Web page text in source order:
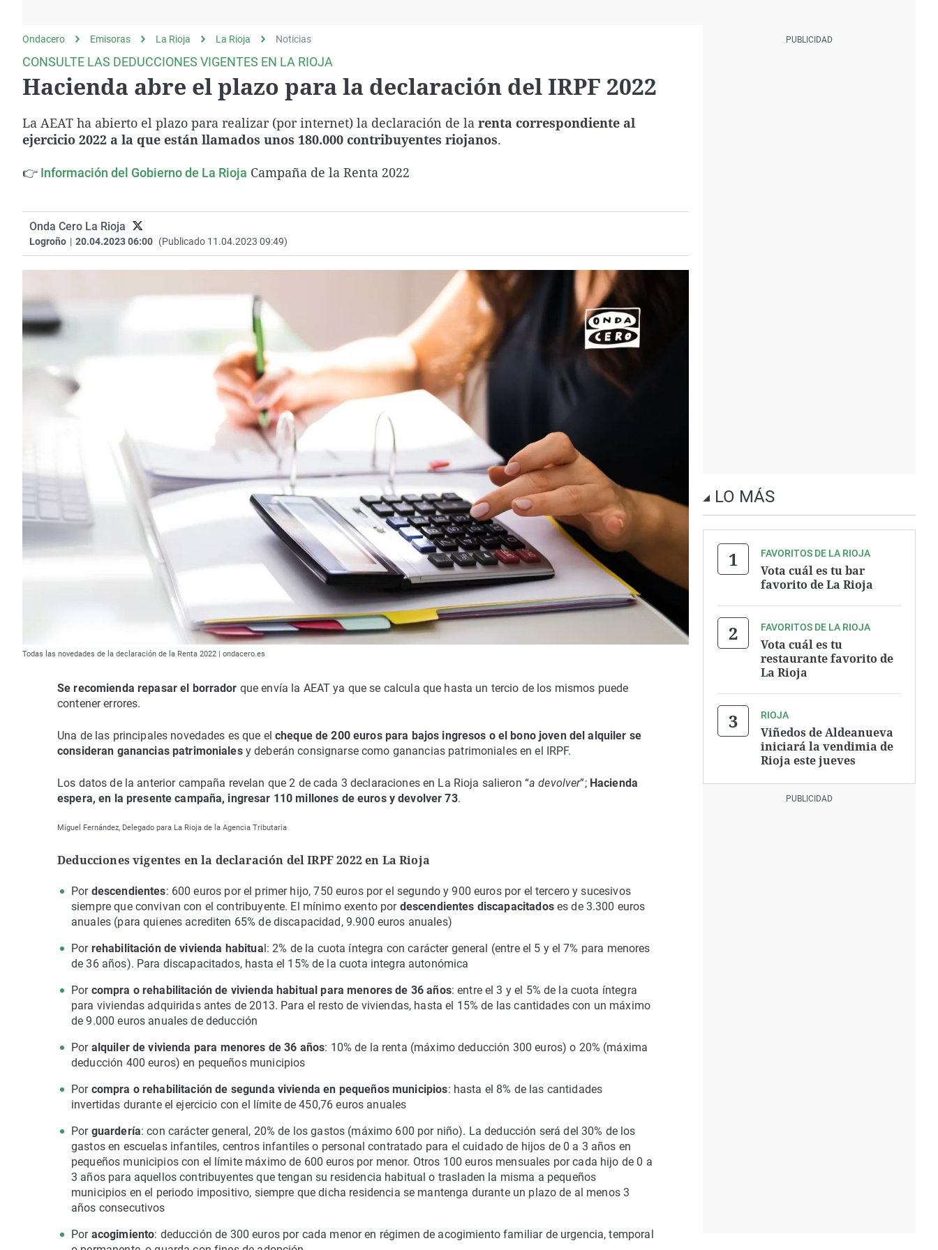
gato
Operación Viuda
Negra
País Vasco
Ondacero Emisoras La Rioja La Rioja Noticias
CONSULTE LAS DEDUCCIONES VIGENTES EN LA RIOJA
Hacienda abre el plazo para la declaración del IRPF 2022
La AEAT ha abierto el plazo para realizar (por internet) la declaración de la renta correspondiente al
ejercicio 2022 a la que están llamados unos 180.000 contribuyentes riojanos.
👉 Información del Gobierno de La Rioja Campaña de la Renta 2022
Onda Cero La Rioja
Logroño | 20.04.2023 06:00 (Publicado 11.04.2023 09:49)
Todas las novedades de la declaración de la Renta 2022 | ondacero.es
Se recomienda repasar el borrador que envía la AEAT ya que se calcula que hasta un tercio de los mismos puede
contener errores.
Una de las principales novedades es que elcheque de 200 euros para bajos ingresos o el bono joven del alquiler se
consideran ganancias patrimonialesy deberán consignarse como ganancias patrimoniales en el IRPF.
Los datos de la anterior campaña revelan que 2 de cada 3 declaraciones en La Rioja salieron “a devolver”; Hacienda
espera, en la presente campaña, ingresar 110 millones de euros y devolver 73.
Miguel Fernández, Delegado para La Rioja de la Agencia Tributaria
Deducciones vigentes en la declaración del IRPF 2022 en La Rioja
Por descendientes: 600 euros por el primer hijo, 750 euros por el segundo y 900 euros por el tercero y sucesivos
siempre que convivan con el contribuyente. El mínimo exento por descendientes discapacitadoses de 3.300 euros
anuales (para quienes acrediten 65% de discapacidad, 9.900 euros anuales)
Porrehabilitación de vivienda habitua l: 2% de la cuota íntegra con carácter general (entre el 5 y el 7% para menores
de 36 años). Para discapacitados, hasta el 15% de la cuota integra autonómica
Por compra o rehabilitación de vivienda habitual para menores de 36 años: entre el 3 y el 5% de la cuota íntegra
para viviendas adquiridas antes de 2013. Para el resto de viviendas, hasta el 15% de las cantidades con un máximo
de 9.000 euros anuales de deducción
Por alquiler de vivienda para menores de 36 años: 10% de la renta (máximo deducción 300 euros) o 20% (máxima
deducción 400 euros) en pequeños municipios
Por compra o rehabilitación de segunda vivienda en pequeños municipios: hasta el 8% de las cantidades
invertidas durante el ejercicio con el límite de 450,76 euros anuales
Por guardería: con carácter general, 20% de los gastos (máximo 600 por niño). La deducción será del 30% de los
gastos en escuelas infantiles, centros infantiles o personal contratado para el cuidado de hijos de 0 a 3 años en
pequeños municipios con el límite máximo de 600 euros por menor. Otros 100 euros mensuales por cada hijo de 0 a
3 años para aquellos contribuyentes que tengan su residencia habitual o trasladen la misma a pequeños
municipios en el periodo impositivo, siempre que dicha residencia se mantenga durante un plazo de al menos 3
años consecutivos
Por acogimiento: deducción de 300 euros por cada menor en régimen de acogimiento familiar de urgencia, temporal
LO MÁS
FAVORITOS DE LA RIOJA
Vota cuál es tu bar
favorito de La Rioja
FAVORITOS DE LA RIOJA
Vota cuál es tu
restaurante favorito de
La Rioja
RIOJA
Viñedos de Aldeanueva
iniciará la vendimia de
Rioja este jueves